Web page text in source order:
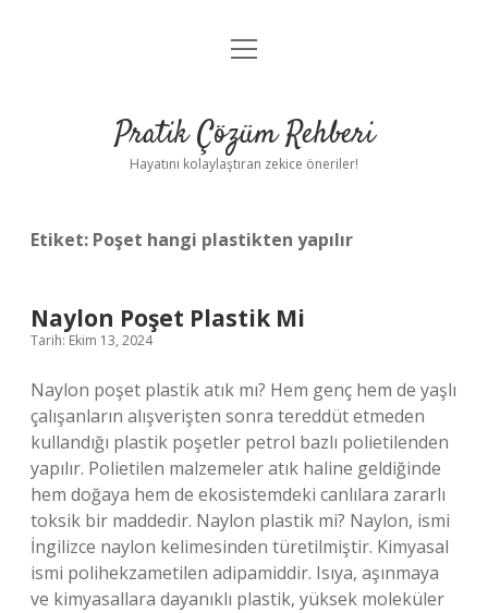
Anasayfa
Yasal Uyarı
menüyü
Pratik Çözüm Rehberi
Hayatını kolaylaştıran zekice öneriler!
Etiket: Poşet hangi plastikten yapılır
Naylon Poşet Plastik Mi
Tarih: Ekim 13, 2024
Naylon poşet plastik atık mı? Hem genç hem de yaşlı
çalışanların alışverişten sonra tereddüt etmeden
kullandığı plastik poşetler petrol bazlı polietilenden
yapılır. Polietilen malzemeler atık haline geldiğinde
hem doğaya hem de ekosistemdeki canlılara zararlı
toksik bir maddedir. Naylon plastik mi? Naylon, ismi
İngilizce naylon kelimesinden türetilmiştir. Kimyasal
ismi polihekzametilen adipamiddir. Isıya, aşınmaya
ve kimyasallara dayanıklı plastik, yüksek moleküler